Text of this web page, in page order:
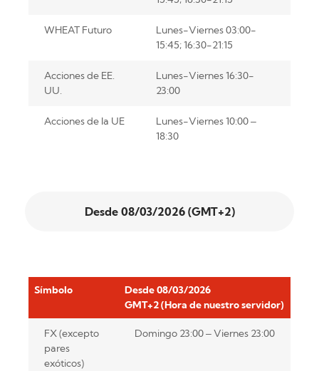
WHEAT Futuro
Lunes-Viernes 03:00-
15:45; 16:30-21:15
Acciones de EE.
UU.
Lunes-Viernes 16:30-
23:00
Acciones de la UE
Lunes-Viernes 10:00 –
18:30
Desde 08/03/2026 (GMT+2)
Símbolo
Desde 08/03/2026
GMT+2 (Hora de nuestro servidor)
FX (excepto
pares
exóticos)
Domingo 23:00 – Viernes 23:00